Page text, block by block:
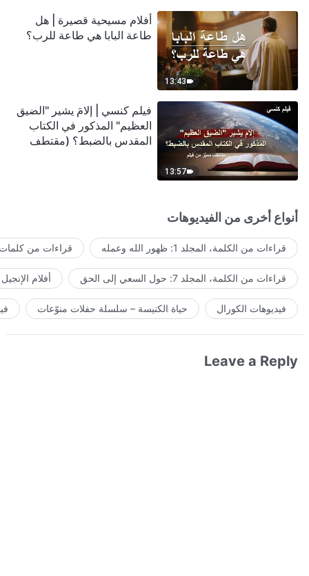
13:43
أفلام مسيحية قصيرة | هل
طاعة البابا هي طاعة للرب؟
13:57
فيلم كنسي | إلامَ يشير "الضيق
العظيم" المذكور في الكتاب
المقدس بالضبط؟ (مقتطف
أنواع أخرى من الفيديوهات
قراءات من الكلمة، المجلد 1: ظهور الله وعمله قراءات من كلمات
قراءات من الكلمة، المجلد 7: حول السعي إلى الحق أفلام الإنجيل
فيديوهات الكورال حياة الكنيسة – سلسلة حفلات منوّعات
Leave a Reply